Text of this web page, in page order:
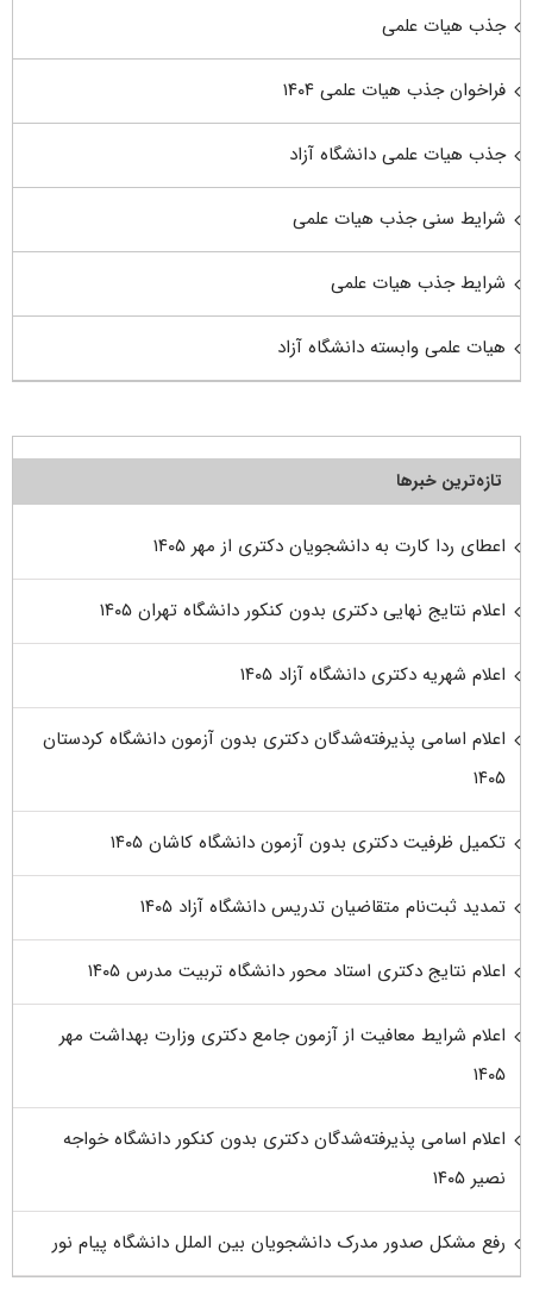
جذب هیات علمی
فراخوان جذب هیات علمی ۱۴۰۴
جذب هیات علمی دانشگاه آزاد
شرایط سنی جذب هیات علمی
شرایط جذب هیات علمی
هیات علمی وابسته دانشگاه آزاد
تازه‌ترین خبرها
اعطای ردا کارت به دانشجویان دکتری از مهر ۱۴۰۵
اعلام نتایج نهایی دکتری بدون کنکور دانشگاه تهران ۱۴۰۵
اعلام شهریه دکتری دانشگاه آزاد ۱۴۰۵
اعلام اسامی پذیرفته‌شدگان دکتری بدون آزمون دانشگاه کردستان
۱۴۰۵
تکمیل ظرفیت دکتری بدون آزمون دانشگاه کاشان ۱۴۰۵
تمدید ثبت‌نام متقاضیان تدریس دانشگاه آزاد ۱۴۰۵
اعلام نتایج دکتری استاد محور دانشگاه تربیت مدرس ۱۴۰۵
اعلام شرایط معافیت از آزمون جامع دکتری وزارت بهداشت مهر
۱۴۰۵
اعلام اسامی پذیرفته‌شدگان دکتری بدون کنکور دانشگاه خواجه
نصیر ۱۴۰۵
رفع مشکل صدور مدرک دانشجویان بین الملل دانشگاه پیام نور